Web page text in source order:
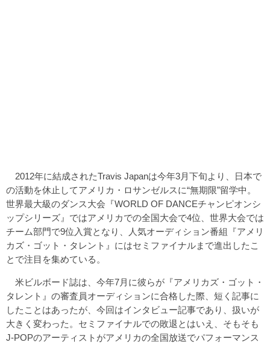
2012年に結成されたTravis Japanは今年3月下旬より、日本で
の活動を休止してアメリカ・ロサンゼルスに“無期限”留学中。
世界最大級のダンス大会『WORLD OF DANCEチャンピオンシ
ップシリーズ』ではアメリカでの全国大会で4位、世界大会では
チーム部門で9位入賞となり、人気オーディション番組『アメリ
カズ・ゴット・タレント』にはセミファイナルまで進出したこ
とで注目を集めている。
米ビルボード誌は、今年7月に彼らが『アメリカズ・ゴット・
タレント』の審査員オーディションに合格した際、短く記事に
したことはあったが、今回はインタビュー記事であり、扱いが
大きく変わった。セミファイナルでの敗退とはいえ、そもそも
J-POPのアーティストがアメリカの全国放送でパフォーマンス